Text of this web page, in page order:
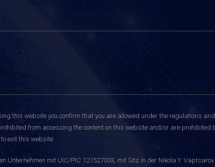
this website you confirm that you are allowed under the regulations
from accessing the content on this website and/or are prohibited
exit this website.
Unternehmen mit UIC/PIC 121527003, mit Sitz in der Nikola Y.